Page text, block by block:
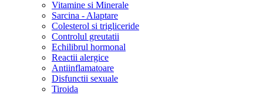
Vitamine si Minerale
Sarcina - Alaptare
Colesterol si trigliceride
Controlul greutatii
Echilibrul hormonal
Reactii alergice
Antiinflamatoare
Disfunctii sexuale
Tiroida